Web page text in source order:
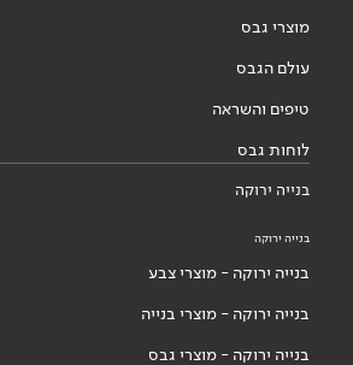
מוצרי גבס
עולם הגבס
טיפים והשראה
לוחות גבס
בנייה ירוקה
בנייה ירוקה
בנייה ירוקה - מוצרי צבע
בנייה ירוקה - מוצרי בנייה
בנייה ירוקה - מוצרי גבס